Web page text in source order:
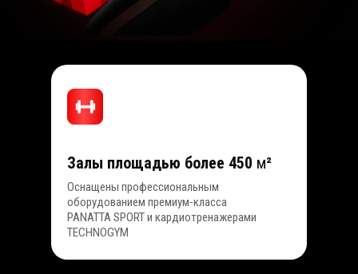
Оснащены профессиональным
оборудованием премиум-класса
PANATTA SPORT и кардиотренажерами
TECHNOGYM
Залы площадью более 450 м²